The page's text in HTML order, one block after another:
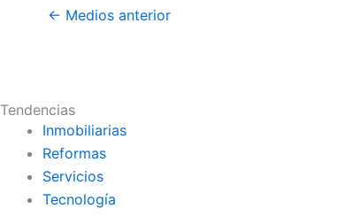
← Medios anterior
Tendencias
Inmobiliarias
Reformas
Servicios
Tecnología